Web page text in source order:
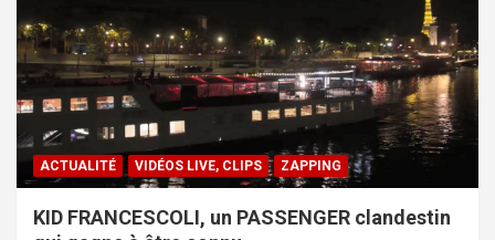
ACTUALITÉ VIDÉOS LIVE, CLIPS ZAPPING
KID FRANCESCOLI, un PASSENGER clandestin